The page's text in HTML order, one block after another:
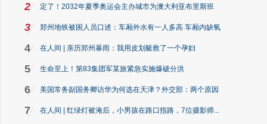
2 定了！2032年夏季奥运会主办城市为澳大利亚布里斯班
3 郑州地铁被困人员口述：车厢外水有一人多高 车厢内缺氧
4 在人间 | 亲历郑州暴雨：我用皮划艇救了一个孕妇
5 生命至上！第83集团军某旅紧急实施爆破分洪
6 美国常务副国务卿访华为何选在天津？外交部：两个原因
7 在人间 | 红绿灯被淹后，小男孩在路口指路，7位摄影师...